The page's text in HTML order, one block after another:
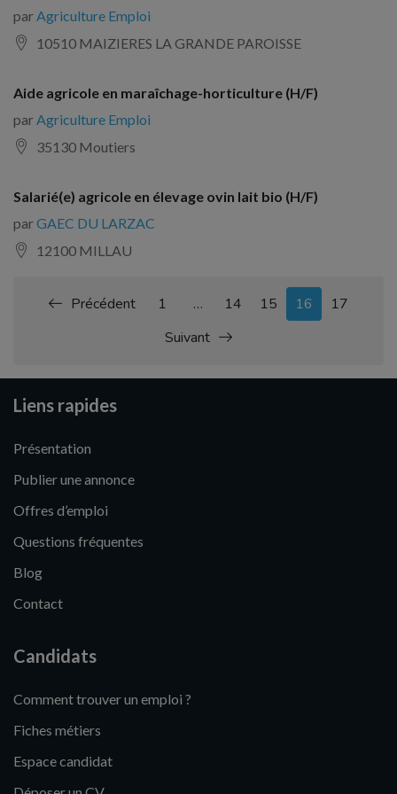
parAgriculture Emploi
10510 MAIZIERES LA GRANDE PAROISSE
Aide agricole en maraîchage-horticulture (H/F)
parAgriculture Emploi
35130 Moutiers
Salarié(e) agricole en élevage ovin lait bio (H/F)
parGAEC DU LARZAC
12100 MILLAU
Précédent 1 … 14 15 16
17
Suivant
Liens rapides
Présentation
Publier une annonce
Offres d’emploi
Questions fréquentes
Blog
Contact
Candidats
Comment trouver un emploi ?
Fiches métiers
Espace candidat